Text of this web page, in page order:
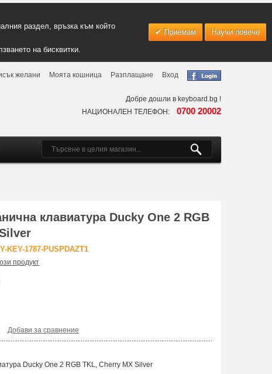
раздел, връзка към който
на бисквитки.
Приемам Научи повече
желани Моята кошница Разплащане Вход
Добре дошли в keyboard.bg !
НАЦИОНАЛЕН ТЕЛЕФОН: 0700 20002
клавиатура Ducky One 2 RGB
KEY-1787-PUSPDAZT1
продукт
Добави за сравнение
Ducky One 2 RGB TKL, Cherry MX Silver